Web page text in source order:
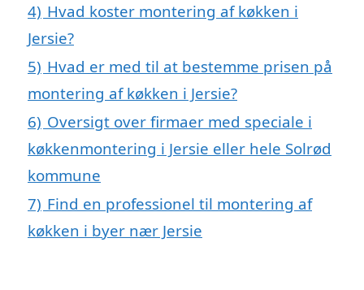
4) Hvad koster montering af køkken i
Jersie?
5) Hvad er med til at bestemme prisen på
montering af køkken i Jersie?
6) Oversigt over firmaer med speciale i
køkkenmontering i Jersie eller hele Solrød
kommune
7) Find en professionel til montering af
køkken i byer nær Jersie